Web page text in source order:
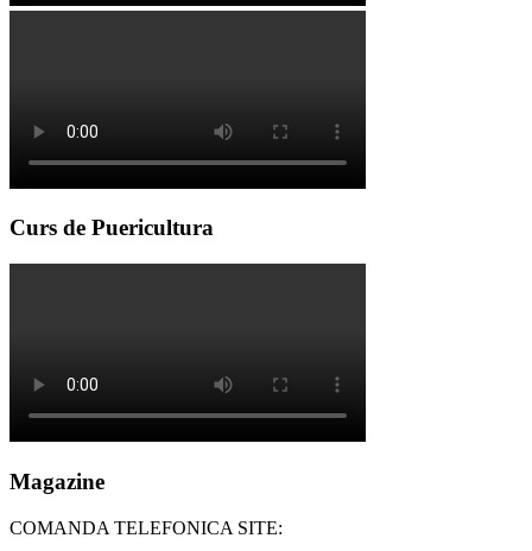
Curs de Puericultura
Magazine
COMANDA TELEFONICA SITE: